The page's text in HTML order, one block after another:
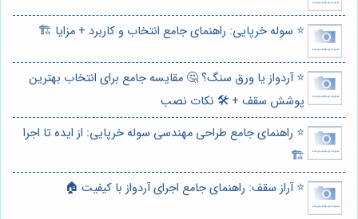
⭐️ سوله خرپایی: راهنمای جامع انتخاب و کاربرد + مزایا 🏗️
⭐️ آردواز یا ورق سنگ؟ 🤔 مقایسه جامع برای انتخاب بهترین
پوشش سقف + 🛠️ نکات نصب
⭐️ راهنمای جامع طراحی مهندسی سوله خرپایی: از ایده تا اجرا
🏗️
⭐️ آراز سقف: راهنمای جامع اجرای آردواز با کیفیت 🏠